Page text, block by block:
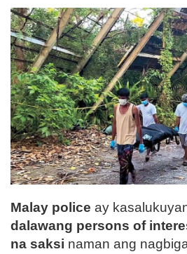
Malay police ay
dalawang persons of
na saksi naman ang